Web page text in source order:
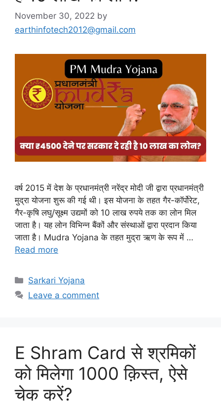
November 30, 2022 by
earthinfotech2012@gmail.com
वर्ष 2015 में देश के प्रधानमंत्री नरेंद्र मोदी जी द्वारा प्रधानमंत्री
मुद्रा योजना शुरू की गई थी। इस योजना के तहत गैर-कॉर्पोरेट,
गैर-कृषि लघु/सूक्ष्म उद्यमों को 10 लाख रुपये तक का लोन मिल
जाता है। यह लोन विभिन्न बैंकों और संस्थाओं द्वारा प्रदान किया
जाता है। Mudra Yojana के तहत मुद्रा ऋण के रूप में …
Read more
Categories
Sarkari Yojana
Leave a comment
E Shram Card से श्रमिकों
को मिलेगा 1000 क़िस्त, ऐसे
चेक करें?